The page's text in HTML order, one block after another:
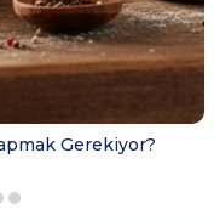
Gerekiyor?